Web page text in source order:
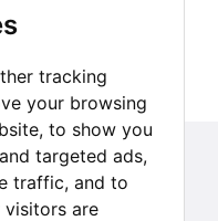
tracking
your browsing
to show you
targeted ads,
traffic, and to
visitors are